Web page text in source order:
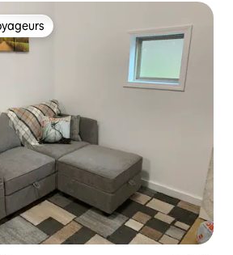
les plus appréciés